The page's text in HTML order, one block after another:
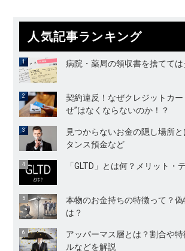
人気記事ランキング
病院・薬局の領収書を捨てては
契約違反！なぜクレジットカ
せ”はなくならないのか！？
見つからないお金の隠し場所と
タンス預金など
「GLTD」とは何？メリット・
本物のお金持ちの特徴って？
は？
アッパーマス層とは？割合や
ルなどを解説